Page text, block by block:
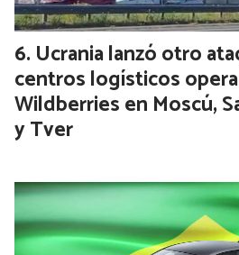
Ucrania lanzó otro
centros logísticos
Wildberries en Moscú,
y Tver